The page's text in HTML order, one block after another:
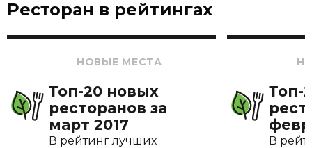
Ресторан в рейтингах
НОВЫЕ МЕСТА
Топ-20 новых
ресторанов за
март 2017
В рейтинг лучших
Топ-
В